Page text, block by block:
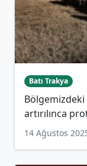
Batı Trakya
artırılınca
14 Ağustos